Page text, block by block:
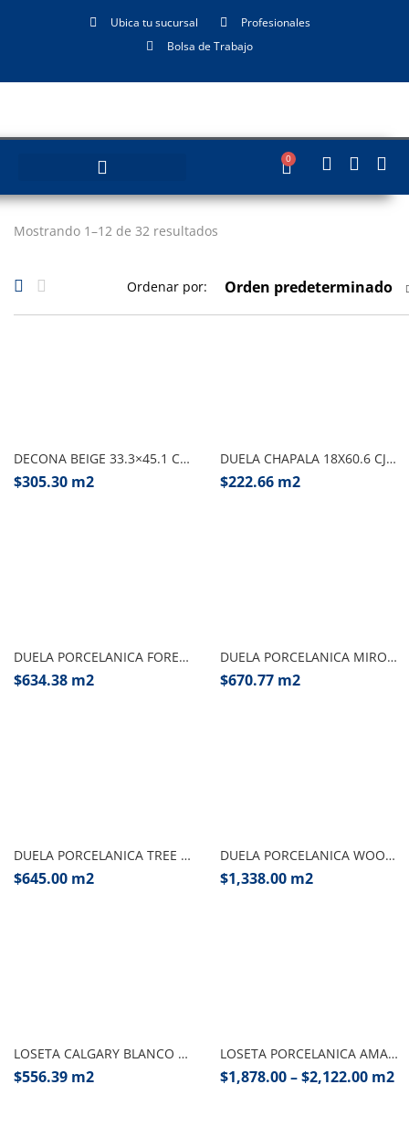
Ubica tu sucursal
Profesionales
Bolsa de Trabajo
0
Mostrando 1–12 de 32 resultados
Ordenar por: Orden predeterminado
DECONA BEIGE 33.3×45.1 CJ1.65 M2 VITROMEX
$305.30 m2
DUELA CHAPALA 18X60.6 CJ 1.64 M2, VITROMEX
$222.66 m2
DUELA PORCELANICA FORESTER 20X120 CJ. 1.44 M2 INTERCASA
$634.38 m2
DUELA PORCELANICA MIRO 20X120 CJ. 1.68 M2 INTERCASA
$670.77 m2
DUELA PORCELANICA TREE 20X120 CJ. 1.68 M2 INTERCASA
$645.00 m2
DUELA PORCELANICA WOODTALE QUERCIA INTERCASA
$1,338.00 m2
LOSETA CALGARY BLANCO 60X120 CJ. 2.16 M2 INTERCASA
$556.39 m2
LOSETA PORCELANICA AMANI BRONZE 80X180 CJ. 2.88 M2 INTERCASA
$1,878.00–$2,122.00 m2